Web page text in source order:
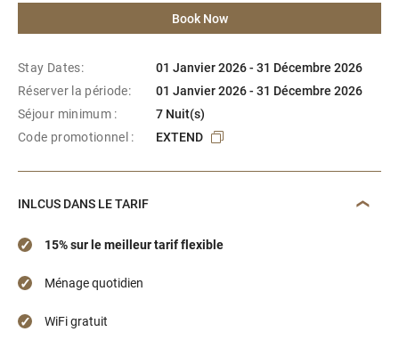
Book Now
Stay Dates:
01 Janvier 2026 - 31 Décembre 2026
Réserver la période:
01 Janvier 2026 - 31 Décembre 2026
Séjour minimum :
7 Nuit(s)
Code promotionnel :
EXTEND
INLCUS DANS LE TARIF
15% sur le meilleur tarif flexible
Ménage quotidien
WiFi gratuit